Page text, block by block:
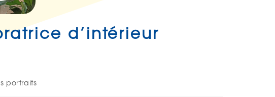
d’intérieur
portraits